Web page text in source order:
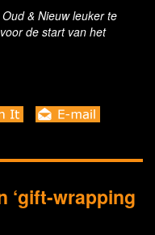
& Nieuw leuker te
de start van het
‘gift-wrapping